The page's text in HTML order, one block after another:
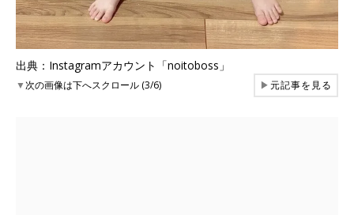
出典：Instagramアカウント「noitoboss」
▼次の画像は下へスクロール (3/6) ▶元記事を見る